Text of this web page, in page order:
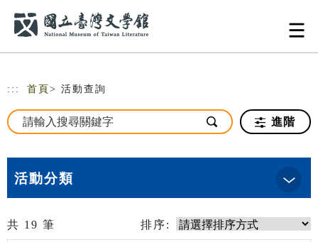
::: 首頁 > 活動查詢
進階
活動分類
共 19 筆 排序: